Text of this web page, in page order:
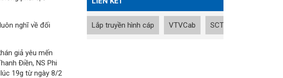
nghĩ về đối
giả yêu mến
Điền, NS Phi
19g từ ngày 8/2
Lắp truyền hình cáp VTVCab SCTV